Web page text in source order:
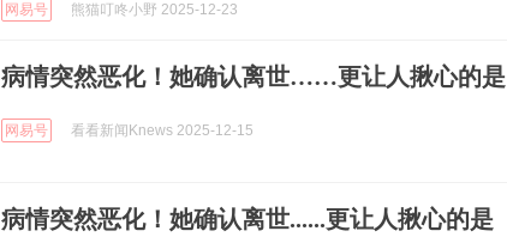
网易号 熊猫叮咚小野 2025-12-23
病情突然恶化！她确认离世……更让人揪心的是
网易号 看看新闻Knews 2025-12-15
病情突然恶化！她确认离世......更让人揪心的是